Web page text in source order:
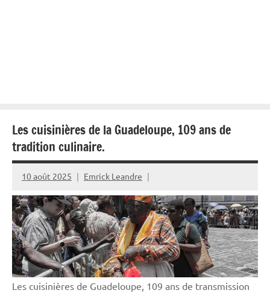
Les cuisinières de la Guadeloupe, 109 ans de
tradition culinaire.
10 août 2025 Emrick Leandre
Les cuisinières de Guadeloupe, 109 ans de transmission